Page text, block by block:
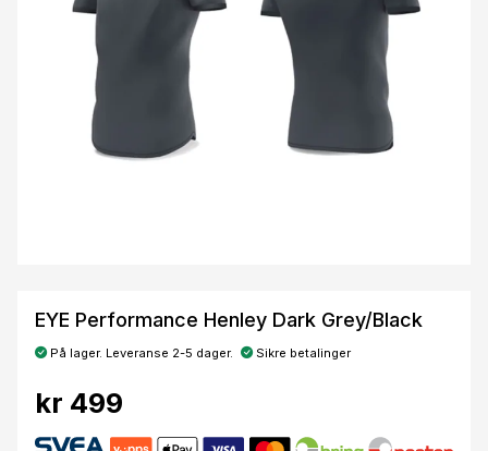
EYE Performance Henley Dark Grey/Black
På lager. Leveranse 2-5 dager. Sikre betalinger
kr 499